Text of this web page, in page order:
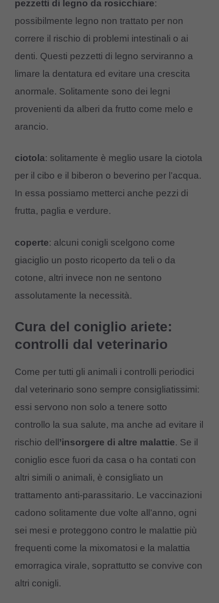
pezzetti di legno da rosicchiare:
possibilmente legno non trattato per non
correre il rischio di problemi intestinali o ai
denti. Questi pezzetti di legno serviranno a
limare la dentatura ed evitare una crescita
anormale. Solitamente sono dei legni
provenienti da alberi da frutto come melo e
arancio.
ciotola: solitamente è meglio usare la ciotola
per il cibo e il biberon o beverino per l’acqua.
In essa possiamo metterci anche pezzi di
frutta, paglia e verdure.
coperte: alcuni conigli scelgono come
giaciglio un posto ricoperto da teli o da
cotone, altri invece non ne sentono
assolutamente la necessità.
Cura del coniglio ariete:
controlli dal veterinario
Come per tutti gli animali i controlli periodici
dal veterinario sono sempre consigliatissimi:
essi servono non solo a tenere sotto
controllo la sua salute, ma anche ad evitare il
rischio dell ’insorgere di altre malattie. Se il
coniglio esce fuori da casa o ha contati con
altri simili o animali, è consigliato un
trattamento anti-parassitario. Le vaccinazioni
cadono solitamente due volte all’anno, ogni
sei mesi e proteggono contro le malattie più
frequenti come la mixomatosi e la malattia
emorragica virale, soprattutto se convive con
altri conigli.